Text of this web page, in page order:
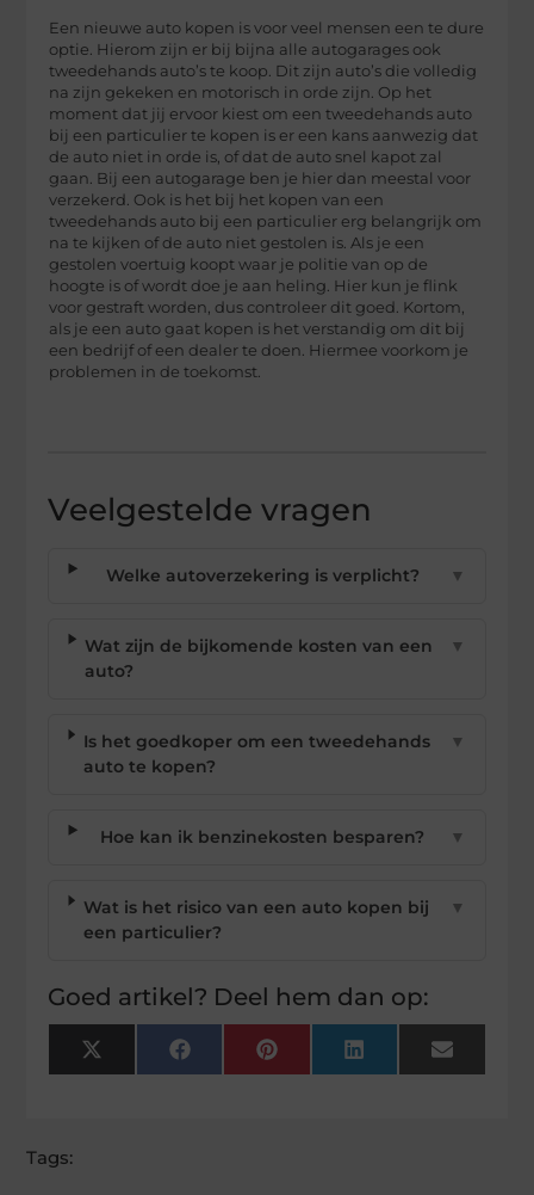
Een nieuwe auto kopen is voor veel mensen een te dure
optie. Hierom zijn er bij bijna alle autogarages ook
tweedehands auto’s te koop. Dit zijn auto’s die volledig
na zijn gekeken en motorisch in orde zijn. Op het
moment dat jij ervoor kiest om een tweedehands auto
bij een particulier te kopen is er een kans aanwezig dat
de auto niet in orde is, of dat de auto snel kapot zal
gaan. Bij een autogarage ben je hier dan meestal voor
verzekerd. Ook is het bij het kopen van een
tweedehands auto bij een particulier erg belangrijk om
na te kijken of de auto niet gestolen is. Als je een
gestolen voertuig koopt waar je politie van op de
hoogte is of wordt doe je aan heling. Hier kun je flink
voor gestraft worden, dus controleer dit goed. Kortom,
als je een auto gaat kopen is het verstandig om dit bij
een bedrijf of een dealer te doen. Hiermee voorkom je
problemen in de toekomst.
Veelgestelde vragen
Welke autoverzekering is verplicht? ▼
Wat zijn de bijkomende kosten van een
auto?
▼
Is het goedkoper om een tweedehands
auto te kopen?
▼
Hoe kan ik benzinekosten besparen? ▼
Wat is het risico van een auto kopen bij
een particulier?
▼
Goed artikel? Deel hem dan op:
X
(Twitter)
FacebookPinterest LinkedIn Email
Tags: